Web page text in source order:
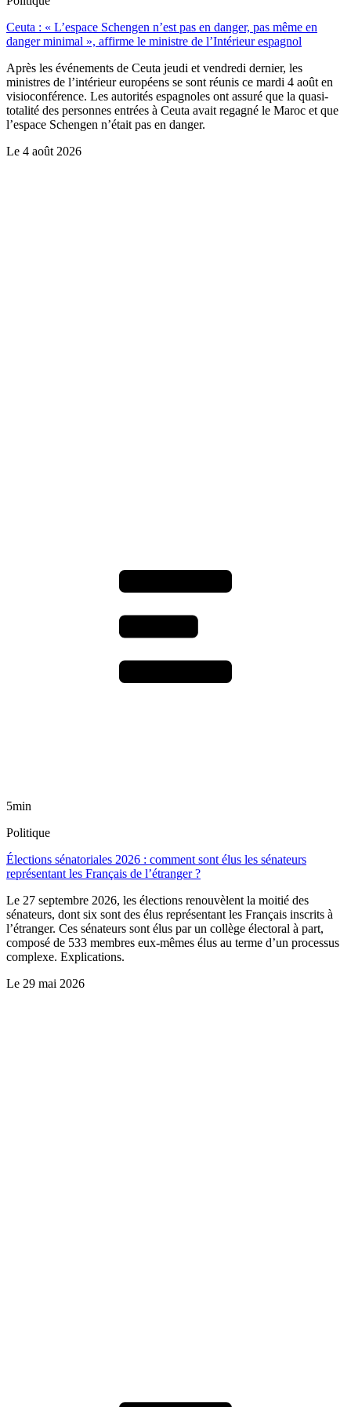
Ceuta : « L’espace Schengen n’est pas en danger, pas même en
danger minimal », affirme le ministre de l’Intérieur espagnol
Après les événements de Ceuta jeudi et vendredi dernier, les
ministres de l’intérieur européens se sont réunis ce mardi 4 août en
visioconférence. Les autorités espagnoles ont assuré que la quasi-
totalité des personnes entrées à Ceuta avait regagné le Maroc et que
l’espace Schengen n’était pas en danger.
Le 4 août 2026
5min
Politique
Élections sénatoriales 2026 : comment sont élus les sénateurs
représentant les Français de l’étranger ?
Le 27 septembre 2026, les élections renouvèlent la moitié des
sénateurs, dont six sont des élus représentant les Français inscrits à
l’étranger. Ces sénateurs sont élus par un collège électoral à part,
composé de 533 membres eux-mêmes élus au terme d’un processus
complexe. Explications.
Le 29 mai 2026